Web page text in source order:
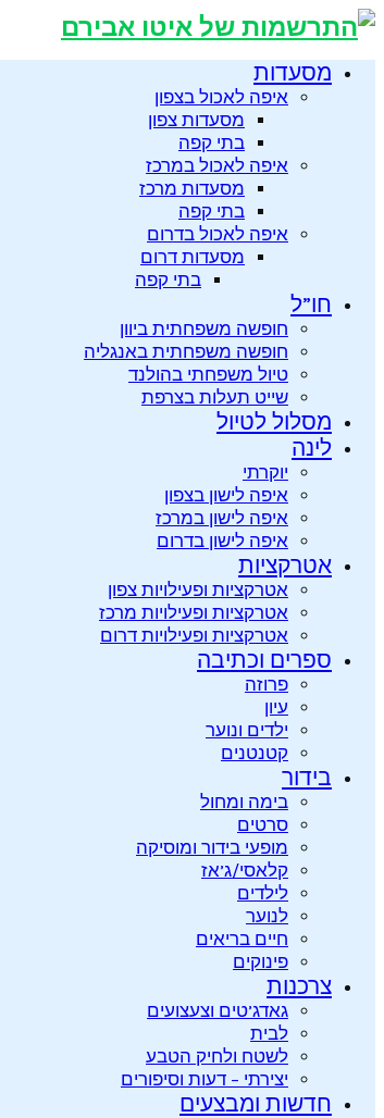
מסעדות
איפה לאכול בצפון
מסעדות צפון
בתי קפה
איפה לאכול במרכז
מסעדות מרכז
בתי קפה
איפה לאכול בדרום
מסעדות דרום
בתי קפה
חו”ל
חופשה משפחתית ביוון
חופשה משפחתית באנגליה
טיול משפחתי בהולנד
שייט תעלות בצרפת
מסלול לטיול
לינה
יוקרתי
איפה לישון בצפון
איפה לישון במרכז
איפה לישון בדרום
אטרקציות
אטרקציות ופעילויות צפון
אטרקציות ופעילויות מרכז
אטרקציות ופעילויות דרום
ספרים וכתיבה
פרוזה
עיון
ילדים ונוער
קטנטנים
בידור
בימה ומחול
סרטים
מופעי בידור ומוסיקה
קלאסי/ג’אז
לילדים
לנוער
חיים בריאים
פינוקים
צרכנות
גאדג’טים וצעצועים
לבית
לשטח ולחיק הטבע
יצירתי – דעות וסיפורים
חדשות ומבצעים